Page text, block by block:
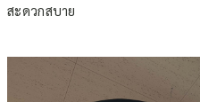
สะดวกสบาย